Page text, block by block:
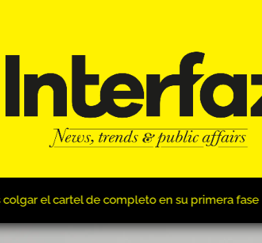
Nace el Observatorio del Derecho Penal